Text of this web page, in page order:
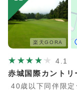
楽天GORA
4.1
赤城国際カントリ
40歳以下同伴限